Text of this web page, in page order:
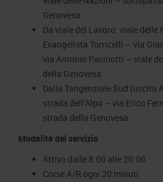
Genovesa
Da viale del Lavoro: viale delle
Evangelista Torricelli – via
via Antonio Pacinotti – viale
della Genovesa
Dalla Tangenziale Sud (uscita
strada dell’Alpo – via Erico
strada della Genovesa
Modalità del servizio
Attivo dalle 8.00 alle 20.00
Corse A/R ogni 20 minuti